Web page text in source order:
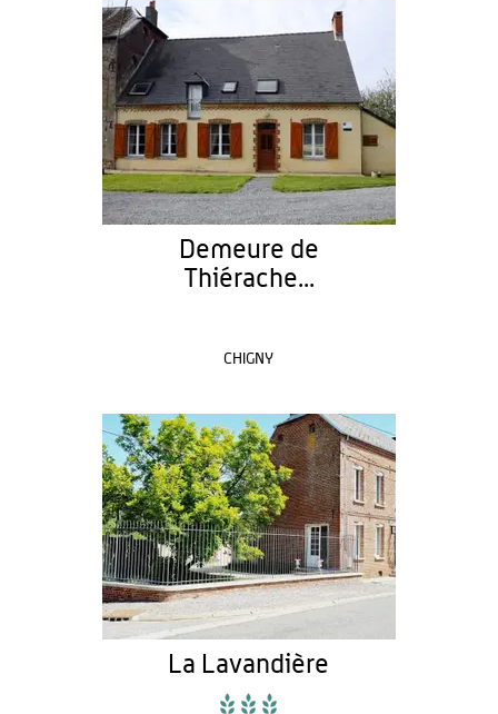
Demeure de
Thiérache...
CHIGNY
La Lavandière